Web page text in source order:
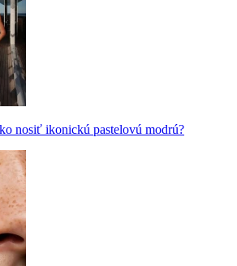
nosiť ikonickú pastelovú modrú?